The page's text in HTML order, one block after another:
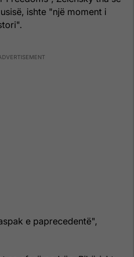
ishte "një moment i
e paprecedentë",